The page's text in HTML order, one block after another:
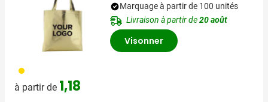
031
à partir de 1,18
Marquage à partir de 100 unités
Livraison à partir de20 août
Visonner